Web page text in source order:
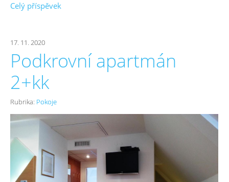
Celý příspěvek
17. 11. 2020
Podkrovní apartmán
2+kk
Rubrika: Pokoje